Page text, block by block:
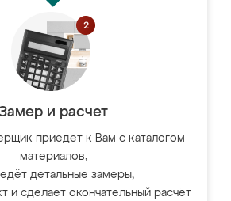
Замер и расчет
приедет к Вам с каталогом
материалов,
детальные замеры,
и сделает окончательный расчёт